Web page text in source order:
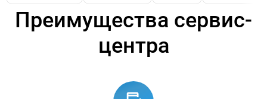
Преимущества сервис-
центра